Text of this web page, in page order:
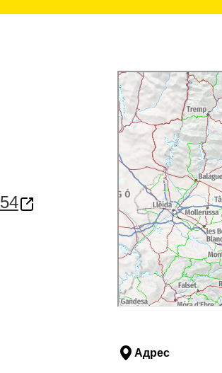
Адрес